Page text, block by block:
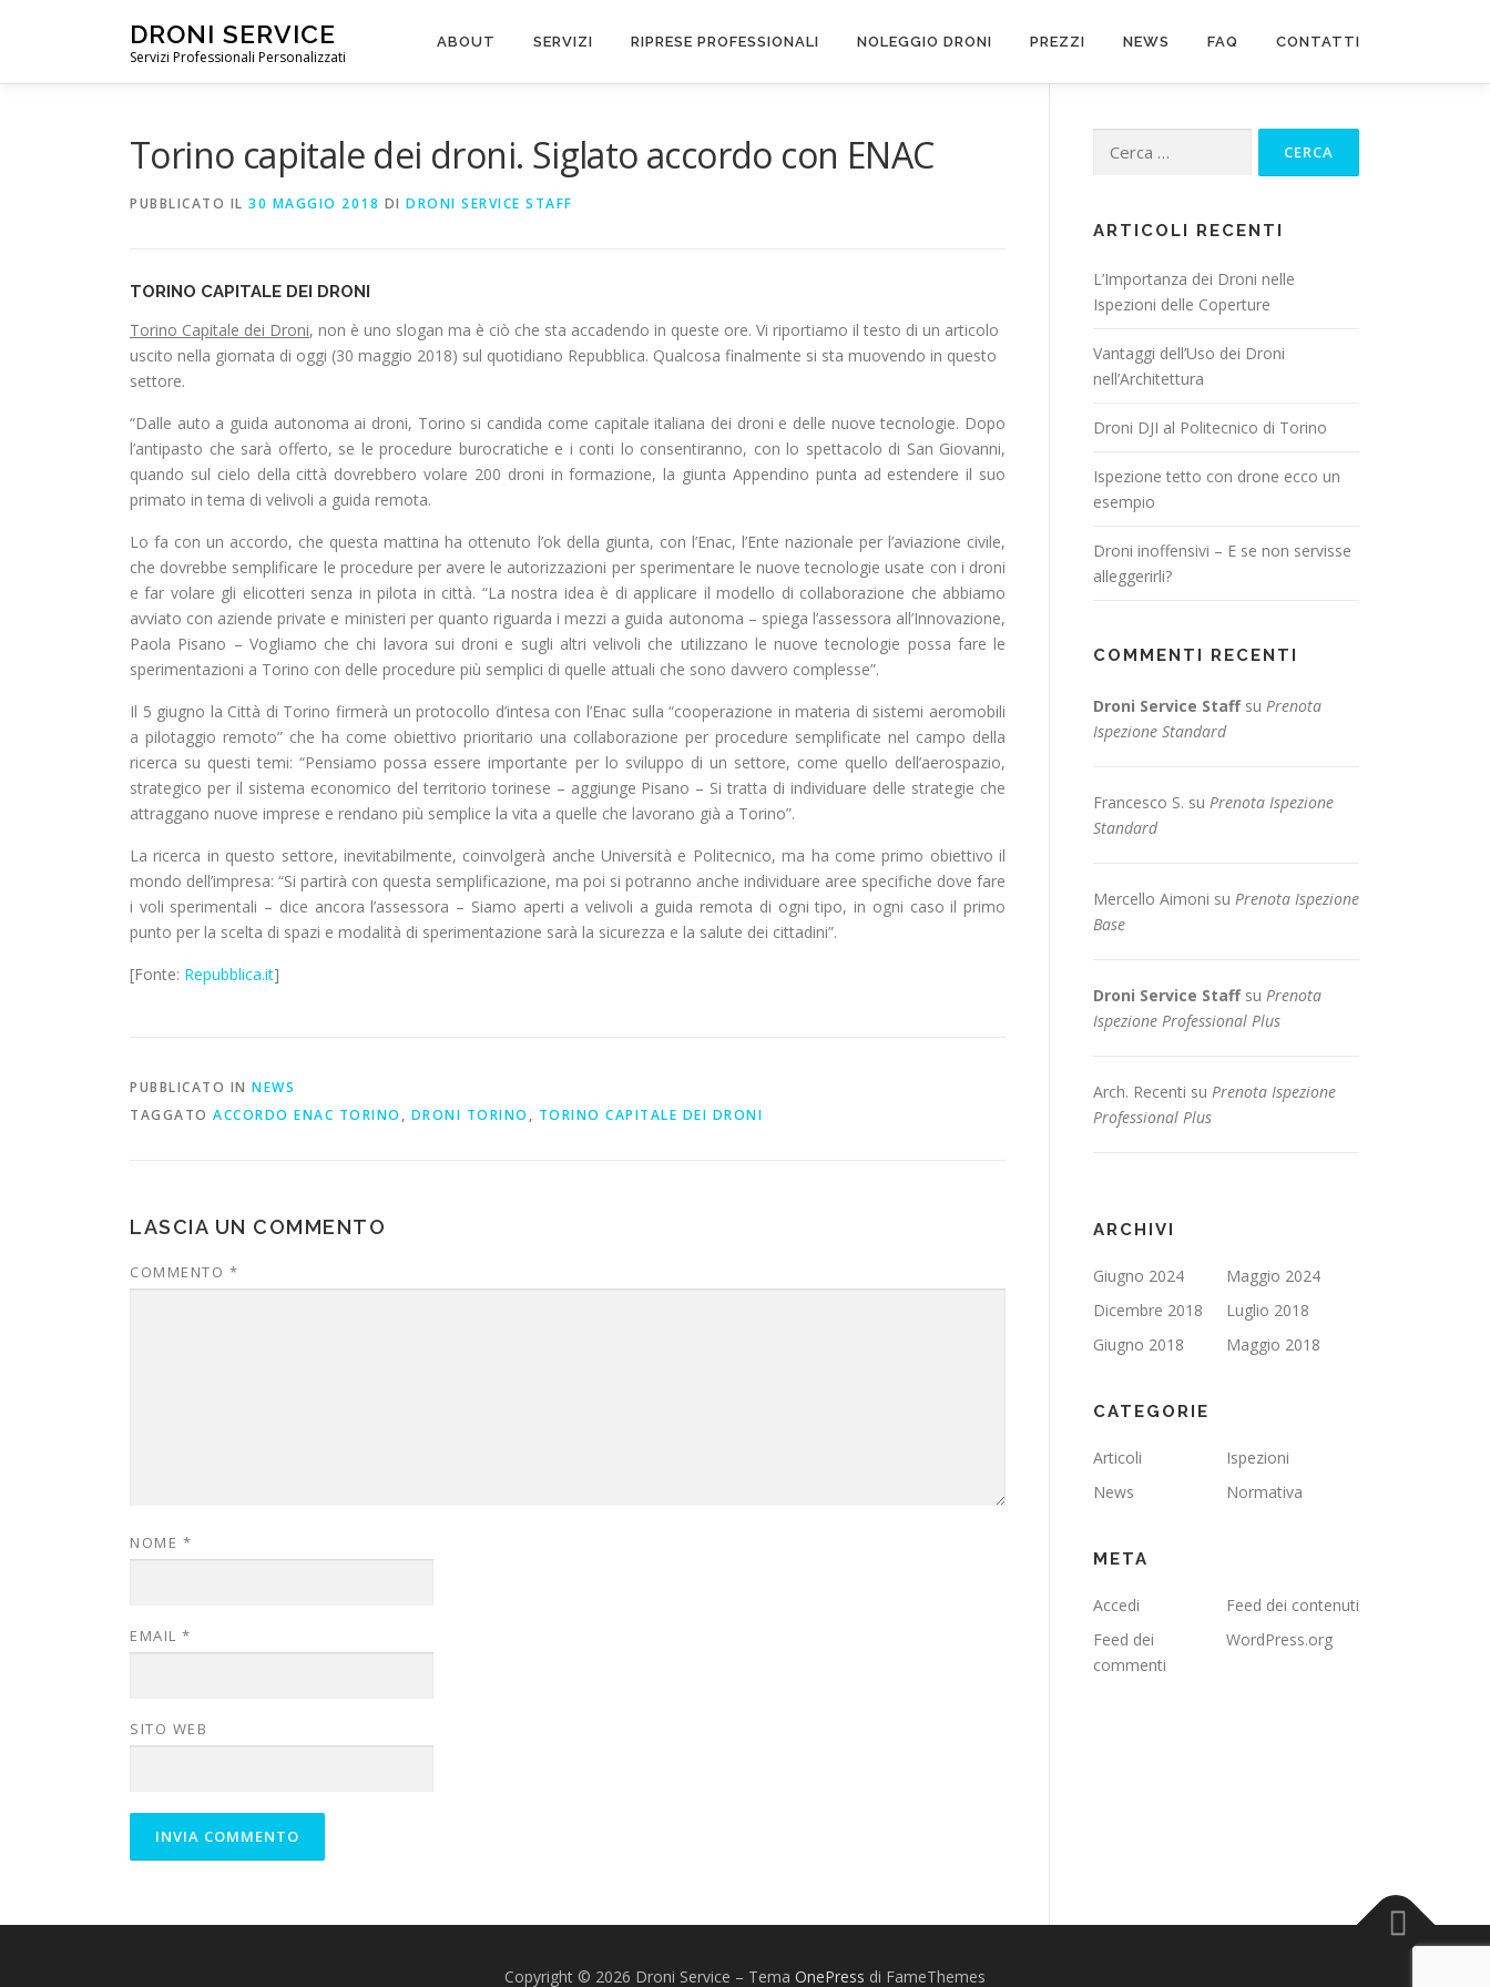
DRONI SERVICE
Servizi Professionali Personalizzati
ABOUT SERVIZI RIPRESE PROFESSIONALI NOLEGGIO DRONI PREZZI NEWS FAQ CONTATTI
Torino capitale dei droni. Siglato accordo con ENAC
PUBBLICATO IL 30 MAGGIO 2018 DI DRONI SERVICE STAFF
TORINO CAPITALE DEI DRONI
Torino Capitale dei Droni, non è uno slogan ma è ciò che sta accadendo in queste ore. Vi riportiamo il testo di un articolo
uscito nella giornata di oggi (30 maggio 2018) sul quotidiano Repubblica. Qualcosa finalmente si sta muovendo in questo
settore.
“Dalle auto a guida autonoma ai droni, Torino si candida come capitale italiana dei droni e delle nuove tecnologie. Dopo
l’antipasto che sarà offerto, se le procedure burocratiche e i conti lo consentiranno, con lo spettacolo di San Giovanni,
quando sul cielo della città dovrebbero volare 200 droni in formazione, la giunta Appendino punta ad estendere il suo
primato in tema di velivoli a guida remota.
Lo fa con un accordo, che questa mattina ha ottenuto l’ok della giunta, con l’Enac, l’Ente nazionale per l’aviazione civile,
che dovrebbe semplificare le procedure per avere le autorizzazioni per sperimentare le nuove tecnologie usate con i droni
e far volare gli elicotteri senza in pilota in città. “La nostra idea è di applicare il modello di collaborazione che abbiamo
avviato con aziende private e ministeri per quanto riguarda i mezzi a guida autonoma – spiega l’assessora all’Innovazione,
Paola Pisano – Vogliamo che chi lavora sui droni e sugli altri velivoli che utilizzano le nuove tecnologie possa fare le
sperimentazioni a Torino con delle procedure più semplici di quelle attuali che sono davvero complesse”.
Il 5 giugno la Città di Torino firmerà un protocollo d’intesa con l’Enac sulla “cooperazione in materia di sistemi aeromobili
a pilotaggio remoto” che ha come obiettivo prioritario una collaborazione per procedure semplificate nel campo della
ricerca su questi temi: “Pensiamo possa essere importante per lo sviluppo di un settore, come quello dell’aerospazio,
strategico per il sistema economico del territorio torinese – aggiunge Pisano – Si tratta di individuare delle strategie che
attraggano nuove imprese e rendano più semplice la vita a quelle che lavorano già a Torino”.
La ricerca in questo settore, inevitabilmente, coinvolgerà anche Università e Politecnico, ma ha come primo obiettivo il
mondo dell’impresa: “Si partirà con questa semplificazione, ma poi si potranno anche individuare aree specifiche dove fare
i voli sperimentali – dice ancora l’assessora – Siamo aperti a velivoli a guida remota di ogni tipo, in ogni caso il primo
punto per la scelta di spazi e modalità di sperimentazione sarà la sicurezza e la salute dei cittadini”.
[Fonte: Repubblica.it]
PUBBLICATO IN NEWS
TAGGATO ACCORDO ENAC TORINO , DRONI TORINO , TORINO CAPITALE DEI DRONI
LASCIA UN COMMENTO
COMMENTO *
NOME *
EMAIL *
SITO WEB
ARTICOLI RECENTI
L’Importanza dei Droni nelle
Ispezioni delle Coperture
Vantaggi dell’Uso dei Droni
nell’Architettura
Droni DJI al Politecnico di Torino
Ispezione tetto con drone ecco un
esempio
Droni inoffensivi – E se non servisse
alleggerirli?
COMMENTI RECENTI
Droni Service Staffsu Prenota
Ispezione Standard
Francesco S. su Prenota Ispezione
Standard
Mercello Aimoni su Prenota Ispezione
Base
Droni Service Staffsu Prenota
Ispezione Professional Plus
Arch. Recenti su Prenota Ispezione
Professional Plus
ARCHIVI
Giugno 2024
Maggio 2024
Dicembre 2018
Luglio 2018
Giugno 2018
Maggio 2018
CATEGORIE
Articoli
Ispezioni
News
Normativa
META
Accedi
Feed dei contenuti
Feed dei
commenti
WordPress.org
Copyright © 2026 Droni Service – Tema OnePress di FameThemes